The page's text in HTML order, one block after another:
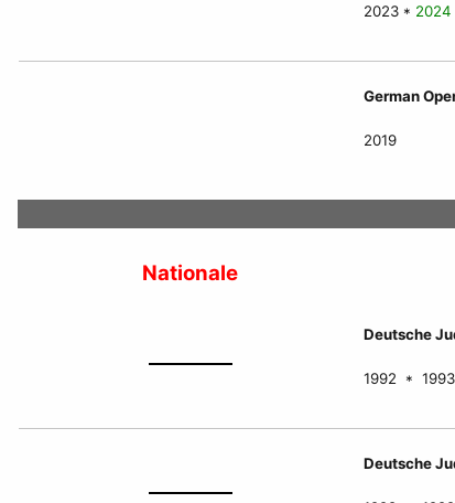
2023 * 2024
German
2019
Nationale
Deutsche
1992 *
Deutsche